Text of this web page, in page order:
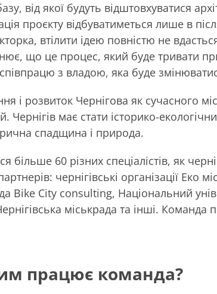
від якої будуть відштовхуватися
проєкту відбуватиметься лише в
втілити ідею повністю не
що це процес, який буде тривати
з владою, яка буде
і розвиток Чернігова як сучасного
має стати історико-
спадщина і природа.
60 різних спеціалістів, як
чернігівські організації Еко
Bike City consulting, Національний
міськрада та інші. Команда
працює команда?